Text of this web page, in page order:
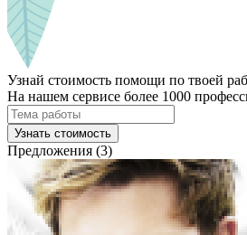
Узнай стоимость помощи по твоей
На нашем сервисе более 1000
Узнать стоимость
Предложения (3)